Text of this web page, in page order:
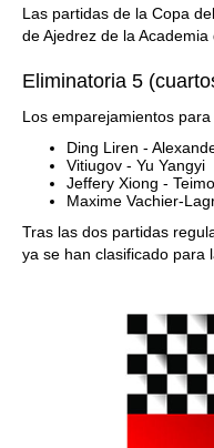
Las partidas de la Copa
de Ajedrez de la
Eliminatoria 5
Los emparejamientos
Ding Liren -
Vitiugov - Yu Yangyi
Jeffery Xiong -
Maxime Vachier-
Tras las dos partidas
ya se han clasificado para